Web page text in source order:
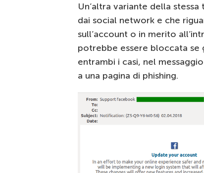
Un’altra variante della
dai social network e che
sull’account o in merito
potrebbe essere bloccata se
entrambi i casi, nel
a una pagina di phishing.